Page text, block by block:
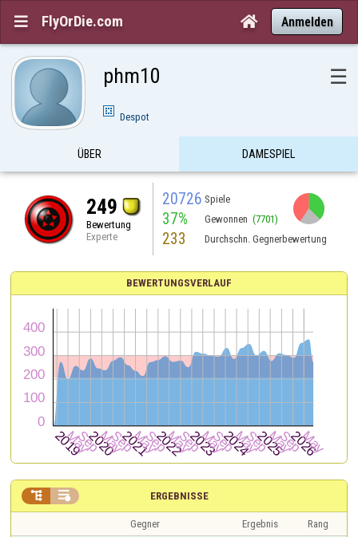
 FlyOrDie.com  Anmelden
phm10 ☰
Despot
ÜBER DAMESPIEL
249
Bewertung
Experte
20726 Spiele
37% Gewonnen (7701)
233 Durchschn. Gegnerbewertung
BEWERTUNGSVERLAUF
ERGEBNISSE
 
Gegner Ergebnis
Rang